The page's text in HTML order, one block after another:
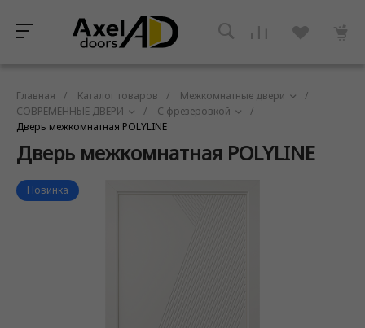
Главная / Каталог товаров / Межкомнатные двери
/
СОВРЕМЕННЫЕ ДВЕРИ
/ С фрезеровкой
/
Дверь межкомнатная POLYLINE
Дверь межкомнатная POLYLINE
Новинка